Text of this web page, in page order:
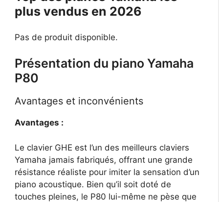
plus vendus en 2026
Pas de produit disponible.
Présentation du piano Yamaha
P80
Avantages et inconvénients
Avantages :
Le clavier GHE est l’un des meilleurs claviers
Yamaha jamais fabriqués, offrant une grande
résistance réaliste pour imiter la sensation d’un
piano acoustique. Bien qu’il soit doté de
touches pleines, le P80 lui-même ne pèse que